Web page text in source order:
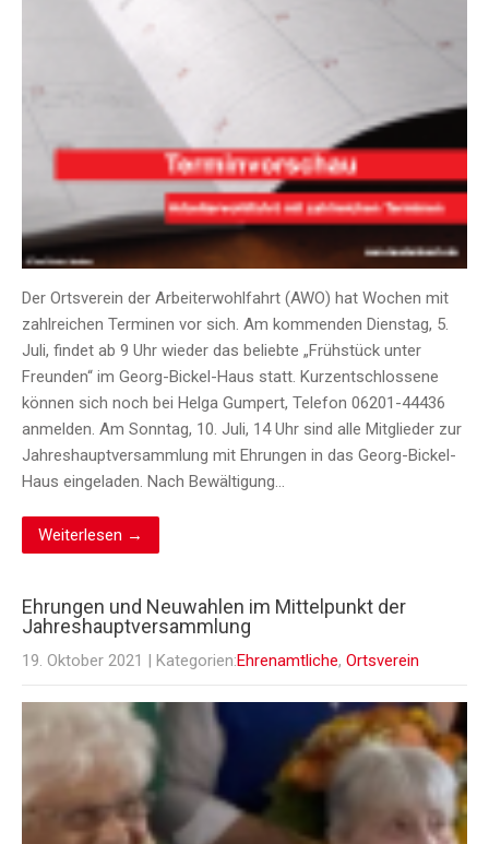
Der Ortsverein der Arbeiterwohlfahrt (AWO) hat Wochen mit
zahlreichen Terminen vor sich. Am kommenden Dienstag, 5.
Juli, findet ab 9 Uhr wieder das beliebte „Frühstück unter
Freunden“ im Georg-Bickel-Haus statt. Kurzentschlossene
können sich noch bei Helga Gumpert, Telefon 06201-44436
anmelden. Am Sonntag, 10. Juli, 14 Uhr sind alle Mitglieder zur
Jahreshauptversammlung mit Ehrungen in das Georg-Bickel-
Haus eingeladen. Nach Bewältigung…
Weiterlesen →
Ehrungen und Neuwahlen im Mittelpunkt der
Jahreshauptversammlung
19. Oktober 2021 | Kategorien:Ehrenamtliche, Ortsverein